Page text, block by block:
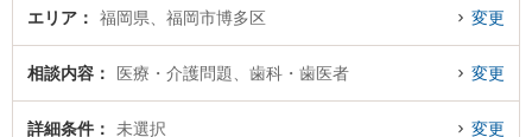
わ総合法律事務所の柏 真人弁護士、.の澁谷 和利弁護士のプロフィール情報や
スのトラブル解決の実績豊富な近くの弁護士を検索したい』『初回相談無料で
歯科治療ミスを法律相談できる福岡市博多区内の弁護士に相談予約したい』な
どでお困りの相談者さんにおすすめです。
エリア 福岡県、福岡市博多区 変更
相談内容 医療・介護問題、歯科・歯医者 変更
詳細条件 未選択 変更